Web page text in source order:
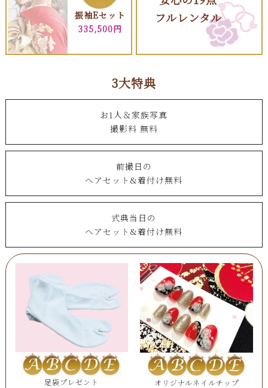
振袖Eセット
335,500円
フルレンタル
3大特典
お1人＆家族写真
撮影料 無料
前撮日の
ヘアセット&着付け無料
式典当日の
ヘアセット&着付け無料
足袋プレゼント
オリジナルネイルチップ